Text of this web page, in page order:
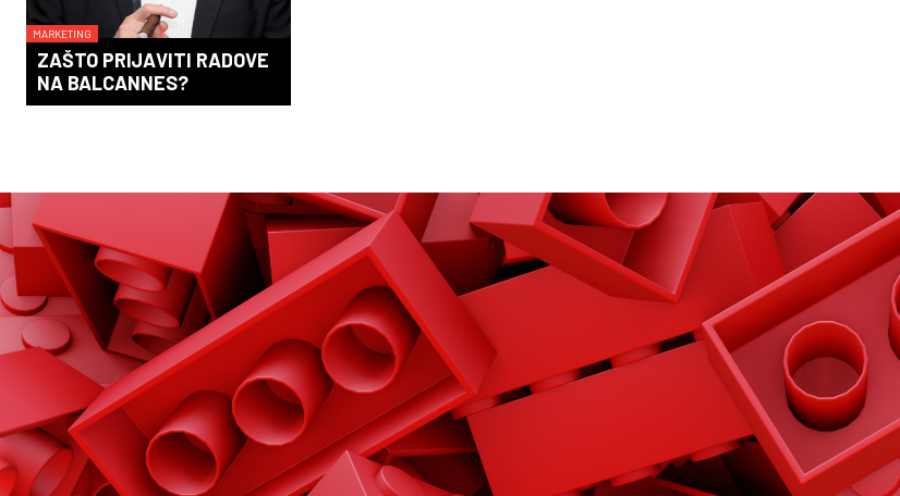
MARKETING
ZAŠTO PRIJAVITI RADOVE
NA BALCANNES?